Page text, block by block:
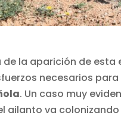
de la aparición de
necesarios
. Un caso muy
ailanto va